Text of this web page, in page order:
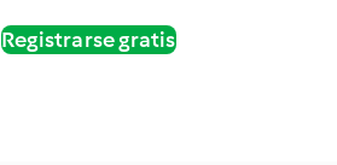
Registrarse gratis